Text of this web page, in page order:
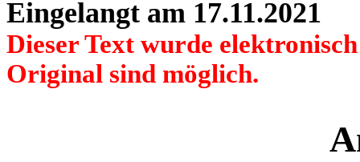
Eingelangt am 17.11.2021
Dieser Text wurde
Original sind möglich.